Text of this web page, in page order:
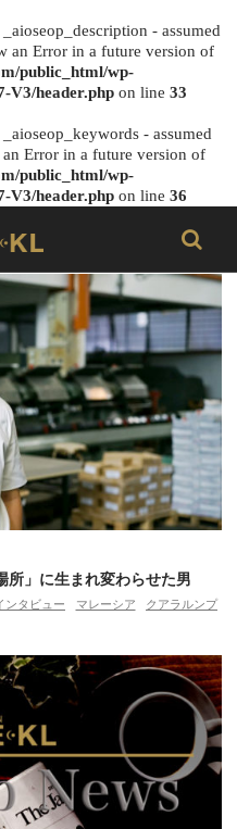
- assumed
an Error in a future version of
public_html/wp-
V3/header.php on line 33
- assumed
Error in a future version of
public_html/wp-
V3/header.php on line 36
所」に生まれ変わらせた男
ンタビュー マレーシア
クアラルンプ